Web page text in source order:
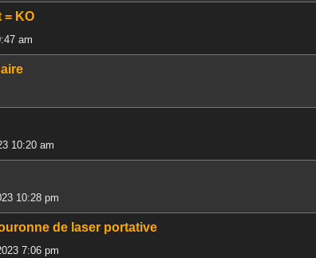
= KO
am
10:20 am
10:28 pm
de laser portative
7:06 pm